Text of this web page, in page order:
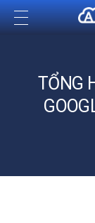
Nhà cung cấp giải pháp trên GCP cho doanh nghiệp
TỔNG